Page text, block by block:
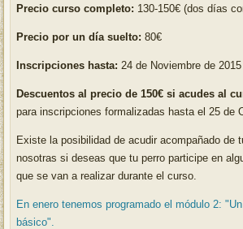
Precio curso completo: 130-150€ (dos días
Precio por un día suelto:80€
Inscripciones hasta: 24 de Noviembre de 2015
Descuentos al precio de 150€ si acudes al
para inscripciones formalizadas hasta el 25 de
Existe la posibilidad de acudir acompañado de
nosotras si deseas que tu perro participe en
que se van a realizar durante el curso.
En enero tenemos programado el módulo 2:
básico".